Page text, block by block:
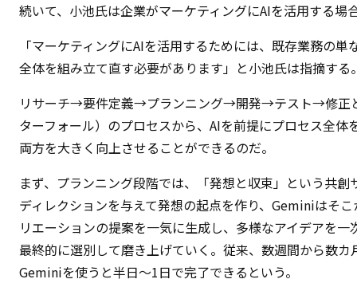
続いて、小池氏は企業がマーケティングにAIを活用する場
「マーケティングにAIを活用するためには、既存業務の
全体を組み立て直す必要があります」と小池氏は指摘する
リサーチ→要件定義→プランニング→開発→テスト→修正
ターフォール）のプロセスから、AIを前提にプロセス全体
両方を大きく向上させることができるのだ。
まず、プランニング段階では、「発想と収束」という共
ディレクションを与えて発想の起点を作り、Geminiはそ
リエーションの提案を一気に生成し、多様なアイデアを
最終的に選別して磨き上げていく。従来、数週間から数
Geminiを使うと半日～1日で完了できるという。